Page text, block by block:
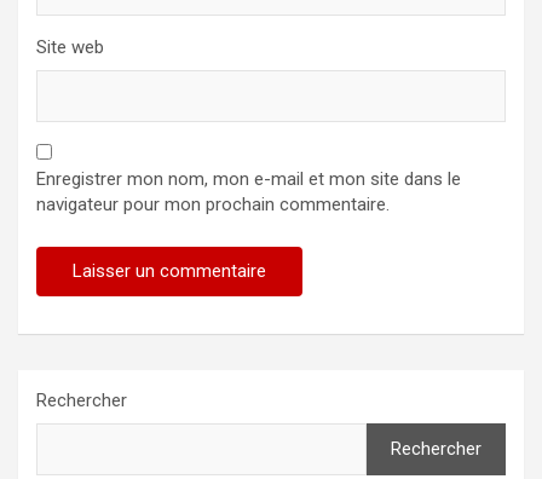
Site web
Enregistrer mon nom, mon e-mail et mon site dans le
navigateur pour mon prochain commentaire.
Rechercher
Rechercher